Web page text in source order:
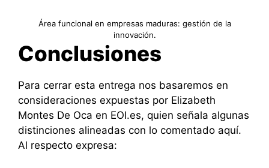
Área funcional en empresas maduras: gestión de la
innovación.
Conclusiones
Para cerrar esta entrega nos basaremos en
consideraciones expuestas por Elizabeth
Montes De Oca en EOI.es, quien señala algunas
distinciones alineadas con lo comentado aquí.
Al respecto expresa: